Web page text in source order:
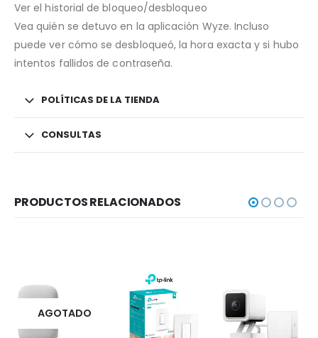
Ver el historial de bloqueo/desbloqueo
Vea quién se detuvo en la aplicación Wyze. Incluso
puede ver cómo se desbloqueó, la hora exacta y si hubo
intentos fallidos de contraseña.
POLÍTICAS DE LA TIENDA
CONSULTAS
PRODUCTOS RELACIONADOS
AGOTADO